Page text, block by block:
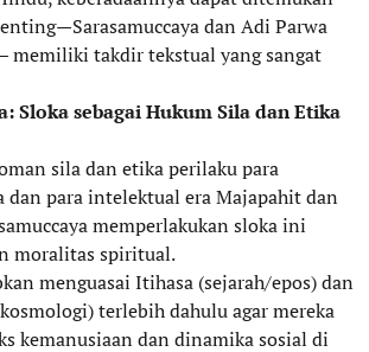
dan Adi Parwa
memiliki takdir tekstual yang sangat
Sloka sebagai Hukum Sila dan Etika
sila dan etika perilaku para
dan para intelektual era Majapahit dan
memperlakukan sloka ini
moralitas spiritual.
menguasai Itihasa (sejarah/epos) dan
terlebih dahulu agar mereka
kemanusiaan dan dinamika sosial di